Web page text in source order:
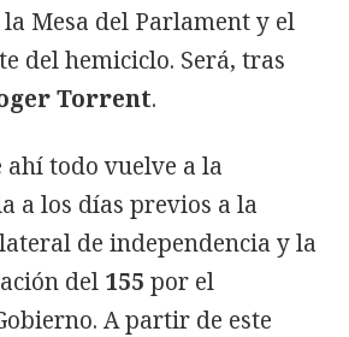
Mesa del Parlament y el
del hemiciclo. Será, tras
Torrent.
todo vuelve a la
a los días previos a la
de independencia y la
del 155 por el
A partir de este